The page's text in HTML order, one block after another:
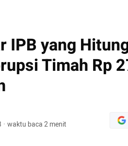
IPB yang
Timah Rp
· waktu baca 2 menit